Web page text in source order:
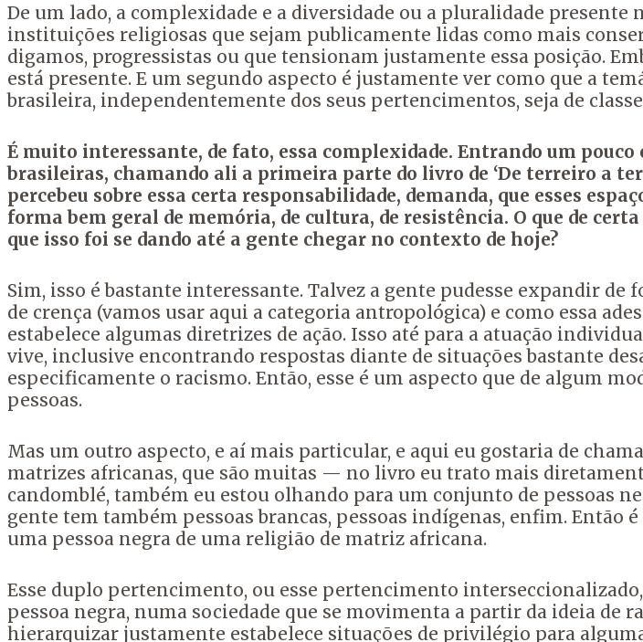
De um lado, a complexidade e a diversidade ou a pluralidade
instituições religiosas que sejam publicamente lidas como mais
digamos, progressistas ou que tensionam justamente essa posição.
está presente. E um segundo aspecto é justamente ver como que a
brasileira, independentemente dos seus pertencimentos, seja de
É muito interessante, de fato, essa complexidade. Entrando um pouco
brasileiras, chamando ali a primeira parte do livro de ‘De terreiro a
percebeu sobre essa certa responsabilidade, demanda, que esses
forma bem geral de memória, de cultura, de resistência. O que de
que isso foi se dando até a gente chegar no contexto de hoje?
Sim, isso é bastante interessante. Talvez a gente pudesse expandir de
de crença (vamos usar aqui a categoria antropológica) e como essa
estabelece algumas diretrizes de ação. Isso até para a atuação
vive, inclusive encontrando respostas diante de situações bastante
especificamente o racismo. Então, esse é um aspecto que de algum
pessoas.
Mas um outro aspecto, e aí mais particular, e aqui eu gostaria de
matrizes africanas, que são muitas — no livro eu trato mais
candomblé, também eu estou olhando para um conjunto de pessoas
gente tem também pessoas brancas, pessoas indígenas, enfim. Então
uma pessoa negra de uma religião de matriz africana.
Esse duplo pertencimento, ou esse pertencimento interseccionalizado,
pessoa negra, numa sociedade que se movimenta a partir da ideia de
hierarquizar justamente estabelece situações de privilégio para